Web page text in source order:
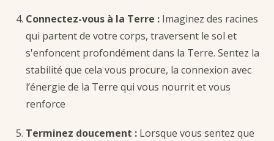
Connectez-vous à la Terre : Imaginez des racines
qui partent de votre corps, traversent le sol et
s'enfoncent profondément dans la Terre. Sentez la
stabilité que cela vous procure, la connexion avec
l’énergie de la Terre qui vous nourrit et vous
renforce
Terminez doucement : Lorsque vous sentez que